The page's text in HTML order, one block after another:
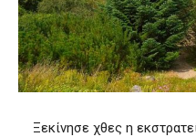
Ξεκίνησε χθες η